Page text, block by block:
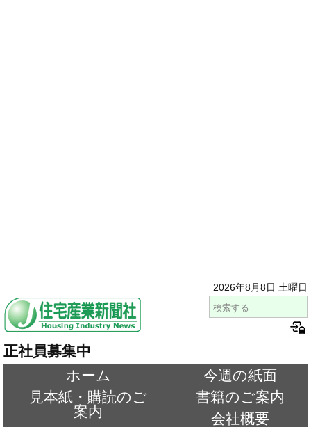
2026年8月8日 土曜日
正社員募集中
ホーム
今週の紙面
見本紙・購読のご
案内
書籍のご案内
会社概要